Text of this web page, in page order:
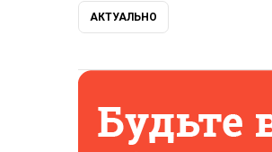
АКТУАЛЬНО